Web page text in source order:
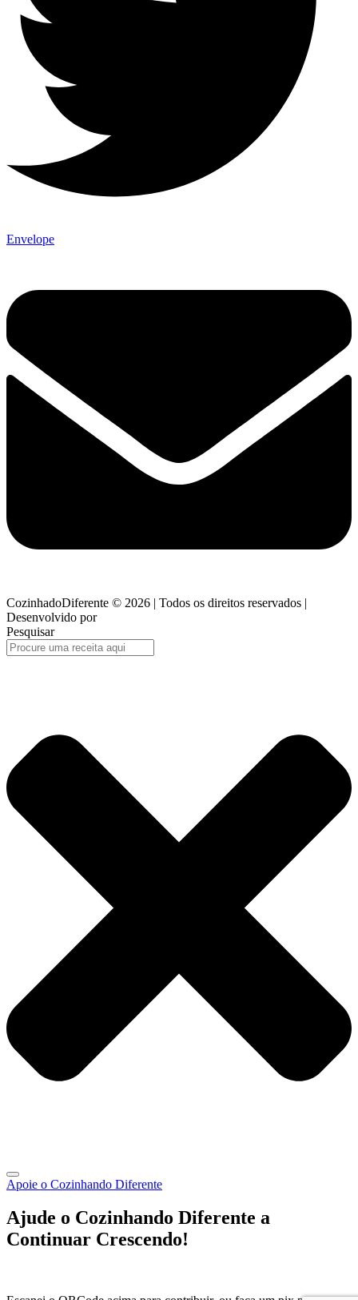
Envelope
CozinhadoDiferente © 2026 | Todos os direitos reservados |
Desenvolvido por
Pesquisar
Apoie o Cozinhando Diferente
Ajude o Cozinhando Diferente a
Continuar Crescendo!